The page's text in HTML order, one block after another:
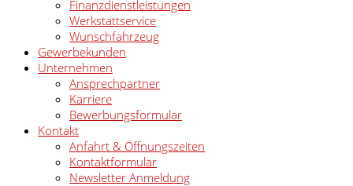
Finanzdienstleistungen
Werkstattservice
Wunschfahrzeug
Gewerbekunden
Unternehmen
Ansprechpartner
Karriere
Bewerbungsformular
Kontakt
Anfahrt & Öffnungszeiten
Kontaktformular
Newsletter Anmeldung